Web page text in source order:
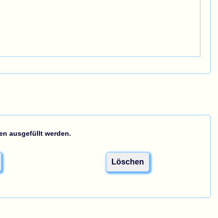
ausgefüllt werden.
Löschen